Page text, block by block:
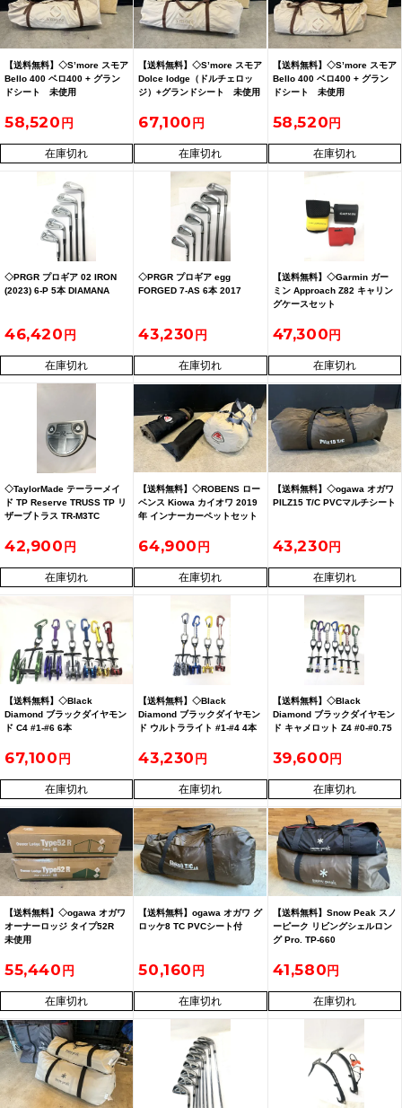
【送料無料】◇S’more スモア
Bello 400 ベロ400 + グラン
ドシート 未使用
58,520
在庫切れ
【送料無料】◇S’more スモア
Dolce Iodge（ドルチェロッ
ジ）+グランドシート 未使用
67,100
在庫切れ
【送料無料】◇S’more スモア
Bello 400 ベロ400 + グラン
ドシート 未使用
58,520
在庫切れ
◇PRGR プロギア 02 IRON
(2023) 6-P 5本 DIAMANA
46,420
在庫切れ
◇PRGR プロギア egg
FORGED 7-AS 6本 2017
43,230
在庫切れ
【送料無料】◇Garmin ガー
ミン Approach Z82 キャリン
グケースセット
47,300
在庫切れ
◇TaylorMade テーラーメイ
ド TP Reserve TRUSS TP リ
ザーブトラス TR-M3TC
42,900
在庫切れ
【送料無料】◇ROBENS ロー
ベンス Kiowa カイオワ 2019
年 インナーカーペットセット
64,900
在庫切れ
【送料無料】◇ogawa オガワ
PILZ15 T/C PVCマルチシート
43,230
在庫切れ
【送料無料】◇Black
Diamond ブラックダイヤモン
ド C4 #1-#6 6本
67,100
在庫切れ
【送料無料】◇Black
Diamond ブラックダイヤモン
ド ウルトラライト #1-#4 4本
43,230
在庫切れ
【送料無料】◇Black
Diamond ブラックダイヤモン
ド キャメロット Z4 #0-#0.75
39,600
在庫切れ
【送料無料】◇ogawa オガワ
オーナーロッジ タイプ52R
未使用
55,440
在庫切れ
【送料無料】ogawa オガワ グ
ロッケ8 TC PVCシート付
50,160
在庫切れ
【送料無料】Snow Peak スノ
ーピーク リビングシェルロン
グ Pro. TP-660
41,580
在庫切れ